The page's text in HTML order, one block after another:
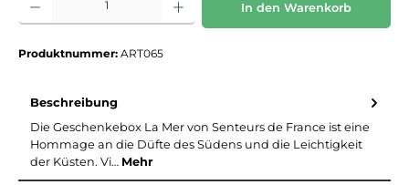
In den Warenkorb
Produktnummer: ART065
Beschreibung
Die Geschenkebox La Mer von Senteurs de France ist eine
Hommage an die Düfte des Südens und die Leichtigkeit
der Küsten. Vi… Mehr